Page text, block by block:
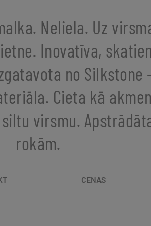
Neliela. Uz
Inovatīva,
no Silkstone
Cieta kā
virsmu.
rokām.
CENAS